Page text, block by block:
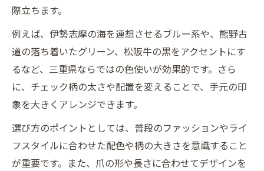
際立ちます。
例えば、伊勢志摩の海を連想させるブルー系や、熊野古
道の落ち着いたグリーン、松阪牛の黒をアクセントにす
るなど、三重県ならではの色使いが効果的です。さら
に、チェック柄の太さや配置を変えることで、手元の印
象を大きくアレンジできます。
選び方のポイントとしては、普段のファッションやライ
フスタイルに合わせた配色や柄の大きさを意識すること
が重要です。また、爪の形や長さに合わせてデザインを